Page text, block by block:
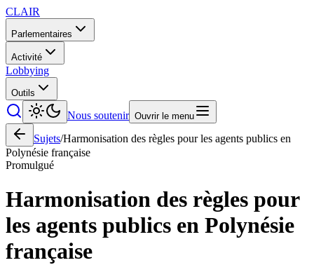
CLAIR
Parlementaires
Activité
Lobbying
Outils
Nous soutenir Ouvrir le menu
Sujets/Harmonisation des règles pour les agents publics en
Polynésie française
Promulgué
Harmonisation des règles pour
les agents publics en Polynésie
française